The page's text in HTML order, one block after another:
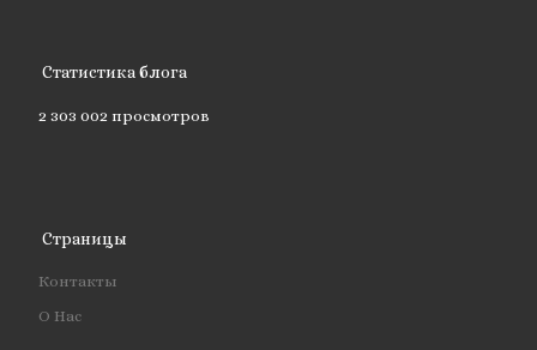
Статистика блога
2 303 002 просмотров
Страницы
Контакты
О Нас